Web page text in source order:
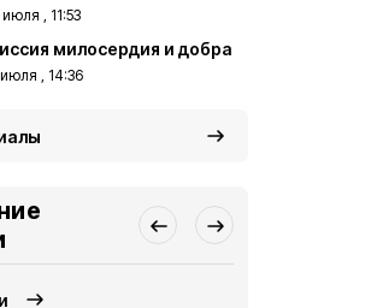
, 11:53
милосердия и добра
июля , 14:36